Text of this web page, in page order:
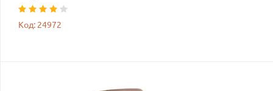
Код: 24972